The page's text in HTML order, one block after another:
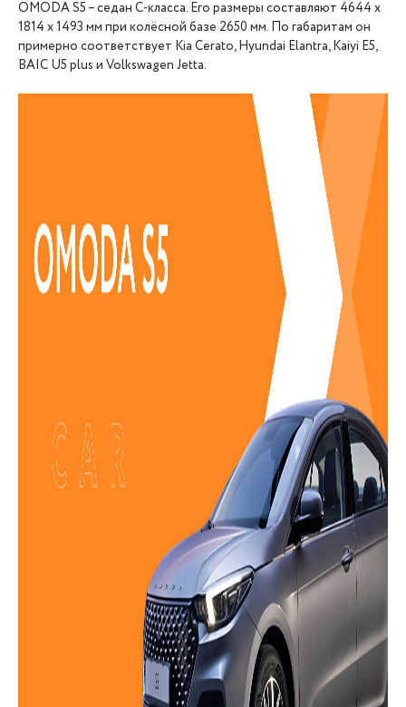
OMODA S5 – седан С-класса. Его размеры составляют 4644 х
1814 х 1493 мм при колёсной базе 2650 мм. По габаритам он
примерно соответствует Kia Cerato, Hyundai Elantra, Kaiyi E5,
BAIC U5 plus и Volkswagen Jetta.